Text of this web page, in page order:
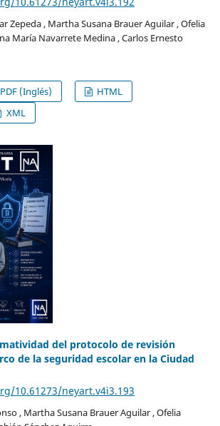
Zepeda , Martha Susana Brauer Aguilar , Ofelia
María Navarrete Medina , Carlos Ernesto
PDF (Inglés)
HTML
XML
del protocolo de revisión
de la seguridad escolar en la Ciudad
10.61273/neyart.v4i3.193
, Martha Susana Brauer Aguilar , Ofelia